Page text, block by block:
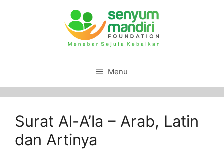
Menu
Surat Al-A’la – Arab, Latin
dan Artinya